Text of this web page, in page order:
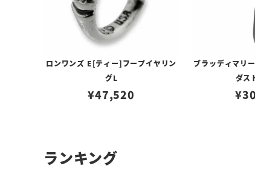
ロンワンズ E[ティー]フープイヤリン
グL
¥47,520
ブラッディマリ
ダス
¥
ランキング